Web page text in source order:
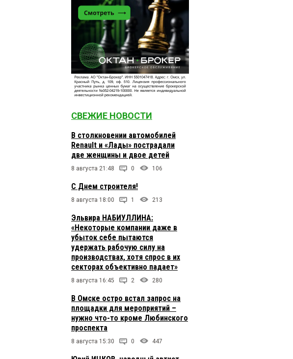
СВЕЖИЕ НОВОСТИ
В столкновении автомобилей
Renault и «Лады» пострадали
две женщины и двое детей
8 августа 21:48 0 106
С Днем строителя!
8 августа 18:00 1 213
Эльвира НАБИУЛЛИНА:
«Некоторые компании даже в
убыток себе пытаются
удержать рабочую силу на
производствах, хотя спрос в их
секторах объективно падает»
8 августа 16:45 2 280
В Омске остро встал запрос на
площадки для мероприятий –
нужно что-то кроме Любинского
проспекта
8 августа 15:30 0 447